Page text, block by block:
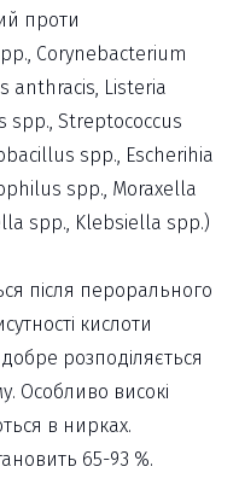
проти
Corynebacterium
anthracis, Listeria
spp., Streptococcus
spp., Escherihia
spp., Moraxella
spp., Klebsiella spp.)
після перорального
кислоти
розподіляється
Особливо високі
в нирках.
65-93 %.